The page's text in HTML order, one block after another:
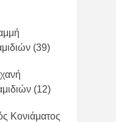
(39)
(12)
Κονιάματος